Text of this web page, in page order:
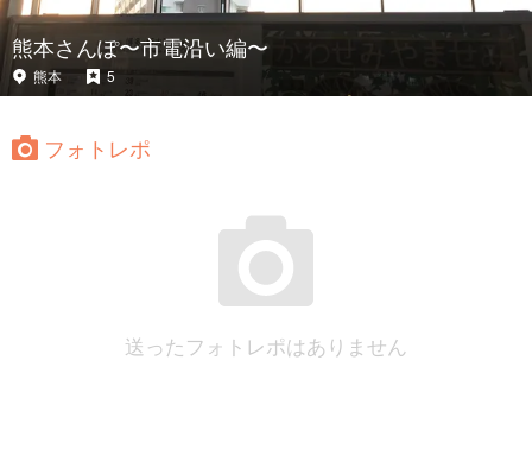
熊本さんぽ〜市電沿い編〜
熊本 5
フォトレポ
送ったフォトレポはありません